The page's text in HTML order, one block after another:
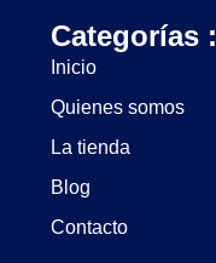
Categorías :
Inicio
Quienes somos
La tienda
Blog
Contacto